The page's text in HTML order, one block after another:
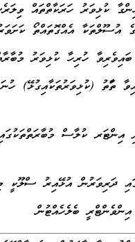
ކުޅިވަރު ހަރަކާތްތައް
އުސޫލްތަކާ އެއްގޮތައްތޯ
ހުރިހާ ކުޅިވަރު
ތަފާތު (ކުޅިވަރުތަކާއިގުޅޭ)
ކުލާސް
ދަރިވަރުން އުޅޭއިރު ސްލޫކީ
ބެލެހެއްޓުން